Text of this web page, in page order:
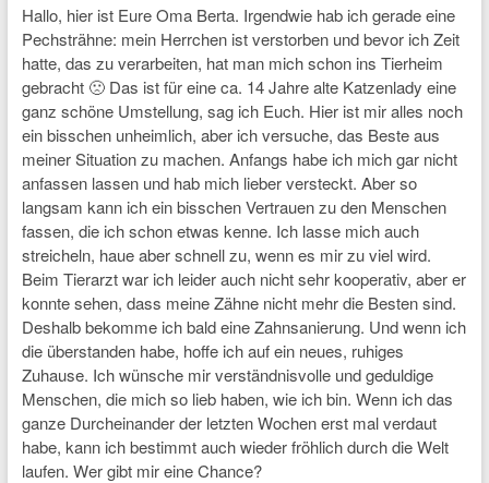
Hallo, hier ist Eure Oma Berta. Irgendwie hab ich gerade eine
Pechsträhne: mein Herrchen ist verstorben und bevor ich Zeit
hatte, das zu verarbeiten, hat man mich schon ins Tierheim
gebracht 🙁 Das ist für eine ca. 14 Jahre alte Katzenlady eine
ganz schöne Umstellung, sag ich Euch. Hier ist mir alles noch
ein bisschen unheimlich, aber ich versuche, das Beste aus
meiner Situation zu machen. Anfangs habe ich mich gar nicht
anfassen lassen und hab mich lieber versteckt. Aber so
langsam kann ich ein bisschen Vertrauen zu den Menschen
fassen, die ich schon etwas kenne. Ich lasse mich auch
streicheln, haue aber schnell zu, wenn es mir zu viel wird.
Beim Tierarzt war ich leider auch nicht sehr kooperativ, aber er
konnte sehen, dass meine Zähne nicht mehr die Besten sind.
Deshalb bekomme ich bald eine Zahnsanierung. Und wenn ich
die überstanden habe, hoffe ich auf ein neues, ruhiges
Zuhause. Ich wünsche mir verständnisvolle und geduldige
Menschen, die mich so lieb haben, wie ich bin. Wenn ich das
ganze Durcheinander der letzten Wochen erst mal verdaut
habe, kann ich bestimmt auch wieder fröhlich durch die Welt
laufen. Wer gibt mir eine Chance?